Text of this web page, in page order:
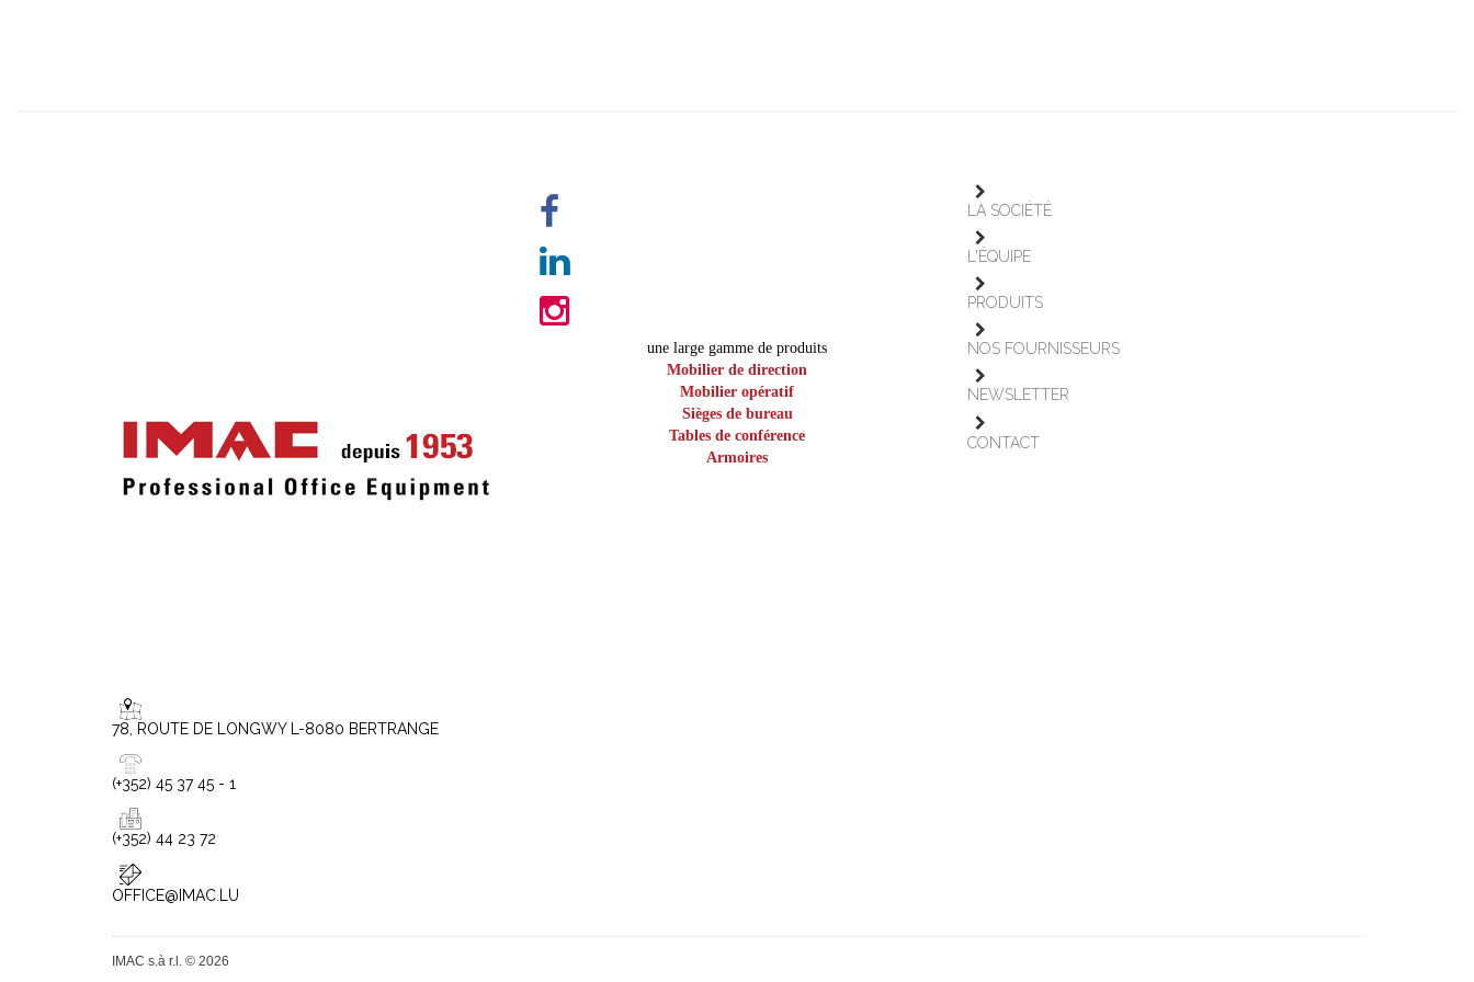
78, ROUTE DE LONGWY L-8080 BERTRANGE
(+352) 45 37 45 - 1
(+352) 44 23 72
OFFICE@IMAC.LU
une large gamme de produits
Mobilier de direction
Mobilier opératif
Sièges de bureau
Tables de conférence
Armoires
LA SOCIÉTÉ
L'ÉQUIPE
PRODUITS
NOS FOURNISSEURS
NEWSLETTER
CONTACT
IMAC s.à r.l. © 2026